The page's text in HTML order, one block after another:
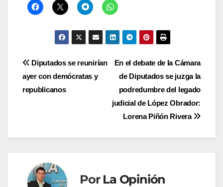
Navegación
de
En el debate de la Cámara
de Diputados se juzga la
podredumbre del legado
judicial de López Obrador:
Lorena Piñón Rivera
Diputados se reunirían
ayer con demócratas y
republicanos
Por La Opinión